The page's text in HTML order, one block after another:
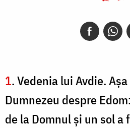
1. Vedenia lui Avdie.
Dumnezeu despre
de la Domnul şi un sol